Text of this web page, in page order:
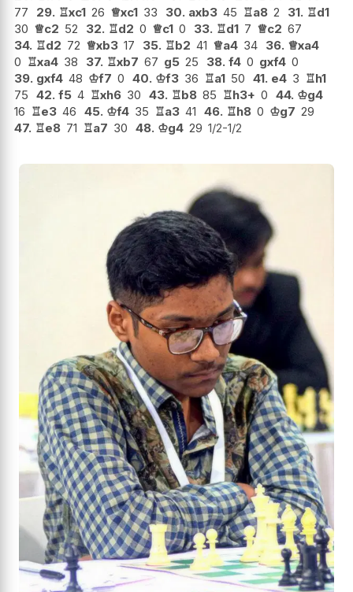
77
29. ♖xc1 26 ♕xc1 33 30. axb3 45 ♖a8 2 31. ♖d1
30 ♕c2 52 32. ♖d2 0 ♕c1 0 33. ♖d1 7 ♕c2 67
34. ♖d2 72 ♕xb3 17 35. ♖b2 41 ♕a4 34 36. ♕xa4
0 ♖xa4 38 37. ♖xb7 67 g5 25 38. f4 0 gxf4 0
39. gxf4 48 ♔f7 0 40. ♔f3 36 ♖a1 50 41. e4 3 ♖h1
75 42. f5 4 ♖xh6 30 43. ♖b8 85 ♖h3+ 0 44. ♔g4
16 ♖e3 46 45. ♔f4 35 ♖a3 41 46. ♖h8 0 ♔g7 29
47. ♖e8 71 ♖a7 30 48. ♔g4 29 1/2-1/2